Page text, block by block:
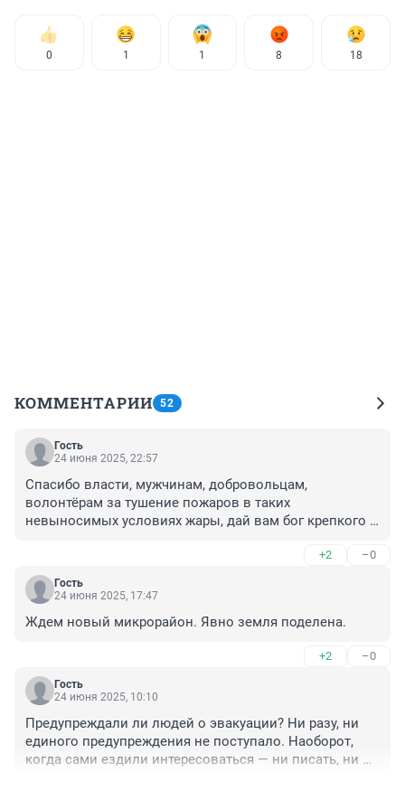
0 1 1 8 18
КОММЕНТАРИИ 52
Гость
24 июня 2025, 22:57
Спасибо власти, мужчинам, добровольцам,
волонтёрам за тушение пожаров в таких
невыносимых условиях жары, дай вам бог крепкого
+2 –0
Гость
24 июня 2025, 17:47
Ждем новый микрорайон. Явно земля поделена.
+2 –0
Гость
24 июня 2025, 10:10
Предупреждали ли людей о эвакуации? Ни разу, ни
единого предупреждения не поступало. Наоборот,
когда сами ездили интересоваться — ни писать, ни